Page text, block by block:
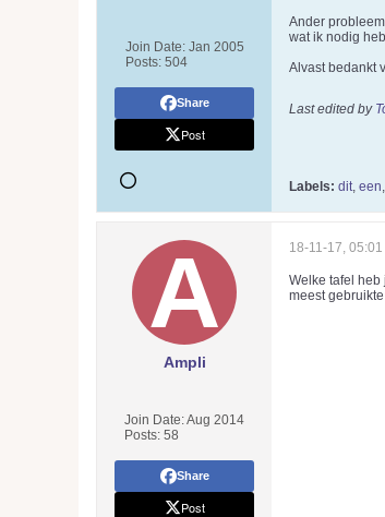
Join Date: Jan 2005
Posts: 504
Share
Post
Ander
wat ik nodig
Alvast bedankt
Last edited by
Labels: dit, een,
Ampli
Join Date:Aug 2014
Posts: 58
Share
Post
18-11-17, 05:01
Welke tafel
meest